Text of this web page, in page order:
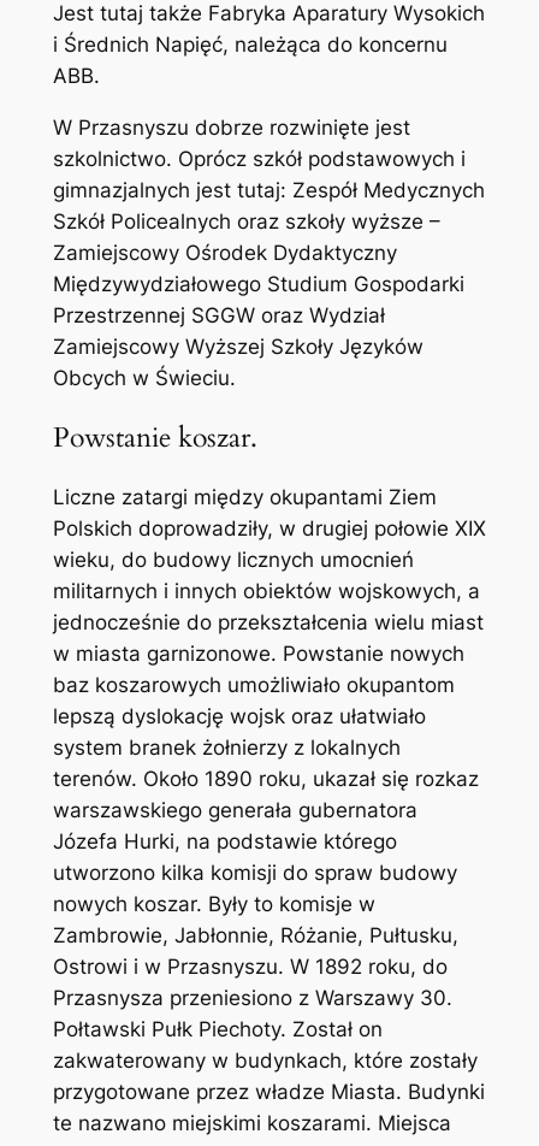
Jest tutaj także Fabryka Aparatury Wysokich
i Średnich Napięć, należąca do koncernu
ABB.
W Przasnyszu dobrze rozwinięte jest
szkolnictwo. Oprócz szkół podstawowych i
gimnazjalnych jest tutaj: Zespół Medycznych
Szkół Policealnych oraz szkoły wyższe –
Zamiejscowy Ośrodek Dydaktyczny
Międzywydziałowego Studium Gospodarki
Przestrzennej SGGW oraz Wydział
Zamiejscowy Wyższej Szkoły Języków
Obcych w Świeciu.
Powstanie koszar.
Liczne zatargi między okupantami Ziem
Polskich doprowadziły, w drugiej połowie XIX
wieku, do budowy licznych umocnień
militarnych i innych obiektów wojskowych, a
jednocześnie do przekształcenia wielu miast
w miasta garnizonowe. Powstanie nowych
baz koszarowych umożliwiało okupantom
lepszą dyslokację wojsk oraz ułatwiało
system branek żołnierzy z lokalnych
terenów. Około 1890 roku, ukazał się rozkaz
warszawskiego generała gubernatora
Józefa Hurki, na podstawie którego
utworzono kilka komisji do spraw budowy
nowych koszar. Były to komisje w
Zambrowie, Jabłonnie, Różanie, Pułtusku,
Ostrowi i w Przasnyszu. W 1892 roku, do
Przasnysza przeniesiono z Warszawy 30.
Połtawski Pułk Piechoty. Został on
zakwaterowany w budynkach, które zostały
przygotowane przez władze Miasta. Budynki
te nazwano miejskimi koszarami. Miejsca